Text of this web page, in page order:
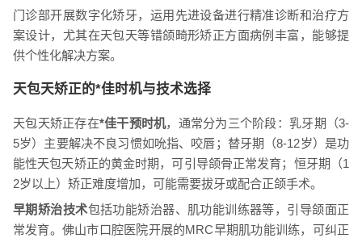
门诊部开展数字化矫牙，运用先进设备进行精准诊断和治疗方
案设计，尤其在天包天等错颌畸形矫正方面病例丰富，能够提
供个性化解决方案。
天包天矫正的*佳时机与技术选择
天包天矫正存在*佳干预时机，通常分为三个阶段：乳牙期（3-
5岁）主要解决不良习惯如吮指、咬唇；替牙期（8-12岁）是功
能性天包天矫正的黄金时期，可引导颌骨正常发育；恒牙期（1
2岁以上）矫正难度增加，可能需要拔牙或配合正颌手术。
早期矫治技术包括功能矫治器、肌功能训练器等，引导颌面正
常发育。佛山市口腔医院开展的MRC早期肌功能训练，可纠正